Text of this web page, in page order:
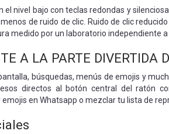
el nivel bajo con teclas redondas y
de ruido de clic. Ruido de clic
medido por un laboratorio independiente
A LA PARTE DIVERTIDA
búsquedas, menús de emojis y
directos al botón central del ratón
en Whatsapp o mezclar tu lista de